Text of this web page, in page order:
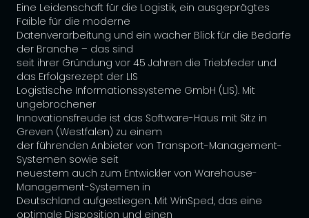
Eine Leidenschaft für die Logistik, ein ausgeprägtes
Faible für die moderne
Datenverarbeitung und ein wacher Blick für die Bedarfe
der Branche – das sind
seit ihrer Gründung vor 45 Jahren die Triebfeder und
das Erfolgsrezept der LIS
Logistische Informationssysteme GmbH (LIS). Mit
ungebrochener
Innovationsfreude ist das Software-Haus mit Sitz in
Greven (Westfalen) zu einem
der führenden Anbieter von Transport-Management-
Systemen sowie seit
neuestem auch zum Entwickler von Warehouse-
Management-Systemen in
Deutschland aufgestiegen. Mit WinSped, das eine
optimale Disposition und einen